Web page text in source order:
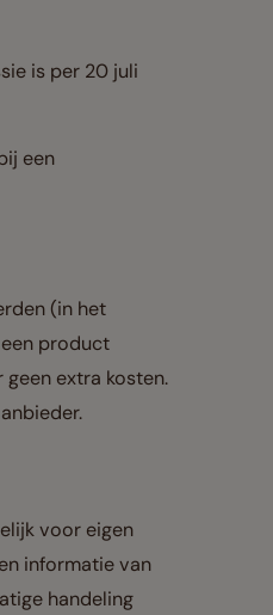
is per 20 juli
een
(in het
product
extra kosten.
voor eigen
informatie van
handeling